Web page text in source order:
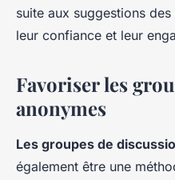
suite aux suggestions
leur confiance et leur
Favoriser les
anonymes
Les groupes de
également être une